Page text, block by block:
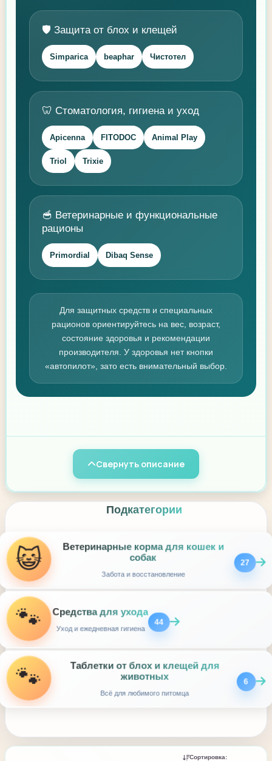
🛡️ Защита от блох и клещей
Simparica beaphar Чистотел
🦷 Стоматология, гигиена и уход
Apicenna FITODOC Animal Play
Triol Trixie
🥣 Ветеринарные и функциональные
рационы
Primordial Dibaq Sense
Для защитных средств и специальных
рационов ориентируйтесь на вес, возраст,
состояние здоровья и рекомендации
производителя. У здоровья нет кнопки
«автопилот», зато есть внимательный выбор.
Свернуть описание
Подкатегории
😺
Ветеринарные корма для кошек и
27
🐾 44
🐾
Таблетки от блох и клещей для
6
Сортировка: